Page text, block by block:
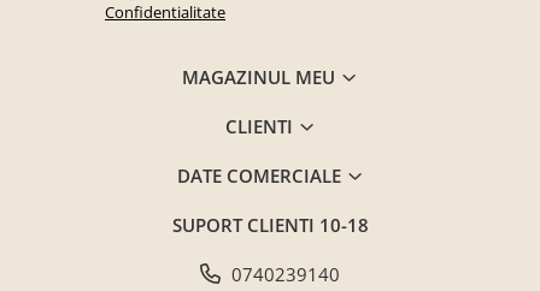
COVOARE PUFOASE(SHAGGY)FIR
Banci gradina si terasa
Confidentialitate
MAGAZINUL MEU
CLIENTI
DATE COMERCIALE
SUPORT CLIENTI 10-18
0740239140